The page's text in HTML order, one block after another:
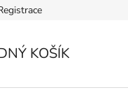
o použití cookies
KOŠÍK